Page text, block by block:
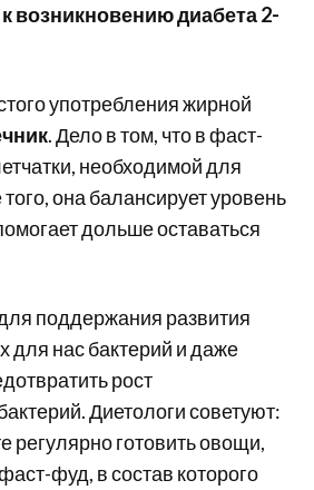
возникновению диабета 2-
употребления жирной
. Дело в том, что в фаст-
необходимой для
она балансирует уровень
дольше оставаться
поддержания развития
для нас бактерий и даже
рост
Диетологи советуют:
регулярно готовить овощи,
фуд, в состав которого